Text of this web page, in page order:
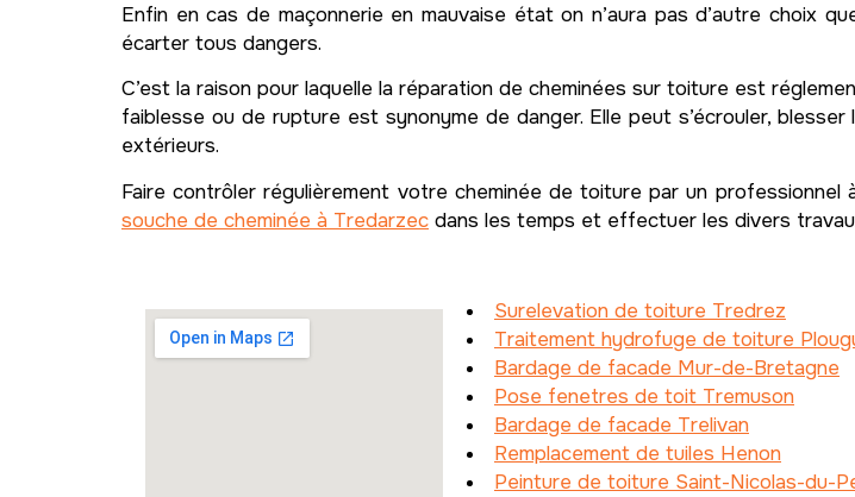
Enfin en cas de maçonnerie en mauvaise état on n’aura pas d’autre
écarter tous dangers.
C’est la raison pour laquelle la réparation de cheminées sur toiture est
faiblesse ou de rupture est synonyme de danger. Elle peut s’écrouler,
extérieurs.
Faire contrôler régulièrement votre cheminée de toiture par un
souche de cheminée à Tredarzec dans les temps et effectuer les divers
Surelevation de toiture Tredrez
Traitement hydrofuge de toiture
Bardage de facade Mur-de-Bretagne
Pose fenetres de toit Tremuson
Bardage de facade Trelivan
Remplacement de tuiles Henon
Peinture de toiture Saint-Nicolas-du-